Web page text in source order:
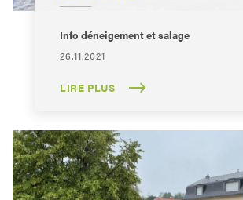
Info déneigement et salage
26.11.2021
LIRE PLUS